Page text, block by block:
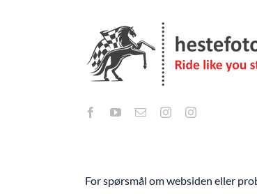
For spørsmål om websiden eller